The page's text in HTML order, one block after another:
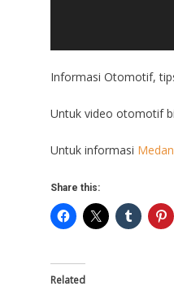
Informasi Otomotif,
Untuk video otomotif
Untuk informasi Medan
Share this:
Related